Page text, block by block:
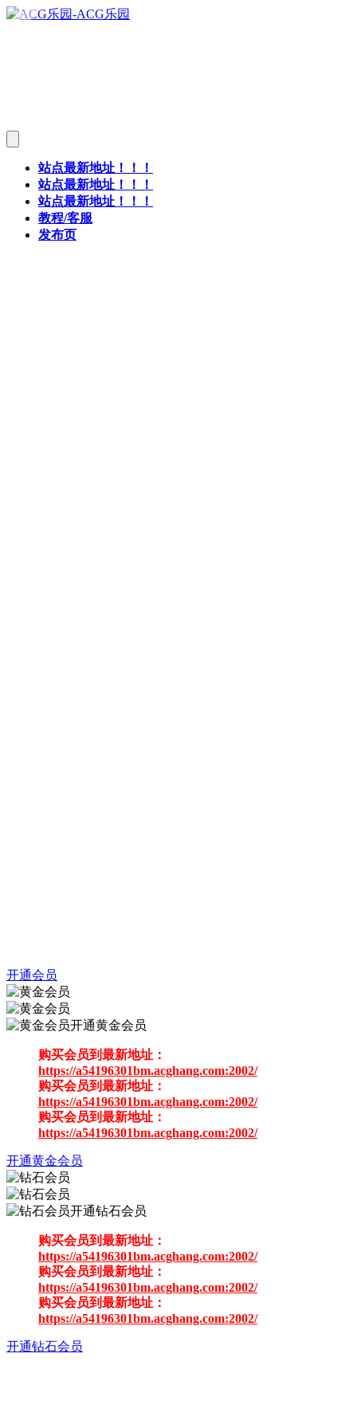
站点最新地址！！！
站点最新地址！！！
站点最新地址！！！
教程/客服
发布页
开通会员
开通黄金会员
购买会员到最新地址：
https://a54196301bm.acghang.com:2002/
购买会员到最新地址：
https://a54196301bm.acghang.com:2002/
购买会员到最新地址：
https://a54196301bm.acghang.com:2002/
开通黄金会员
开通钻石会员
购买会员到最新地址：
https://a54196301bm.acghang.com:2002/
购买会员到最新地址：
https://a54196301bm.acghang.com:2002/
购买会员到最新地址：
https://a54196301bm.acghang.com:2002/
开通钻石会员